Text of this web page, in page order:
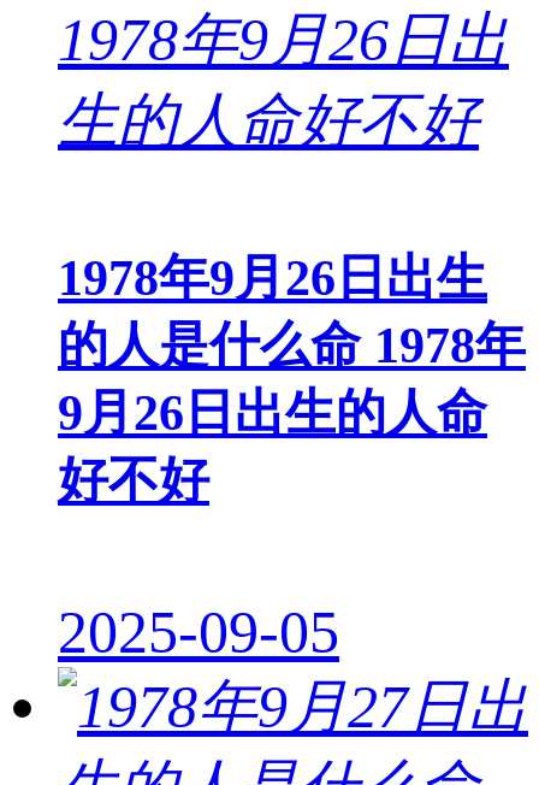
1978年9月26日出生
的人是什么命 1978年
9月26日出生的人命
好不好
2025-09-05